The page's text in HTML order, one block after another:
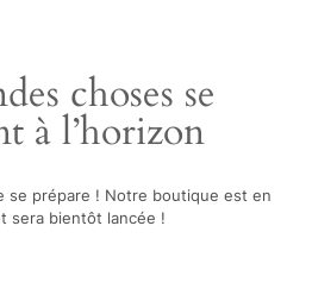
choses se
à l’horizon
se prépare ! Notre boutique est en
sera bientôt lancée !